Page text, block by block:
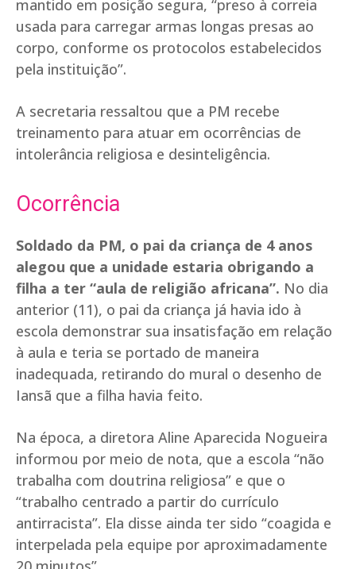
mantido em posição segura, “preso à correia
usada para carregar armas longas presas ao
corpo, conforme os protocolos estabelecidos
pela instituição”.
A secretaria ressaltou que a PM recebe
treinamento para atuar em ocorrências de
intolerância religiosa e desinteligência.
Ocorrência
Soldado da PM, o pai da criança de 4 anos
alegou que a unidade estaria obrigando a
filha a ter “aula de religião africana”. No dia
anterior (11), o pai da criança já havia ido à
escola demonstrar sua insatisfação em relação
à aula e teria se portado de maneira
inadequada, retirando do mural o desenho de
Iansã que a filha havia feito.
Na época, a diretora Aline Aparecida Nogueira
informou por meio de nota, que a escola “não
trabalha com doutrina religiosa” e que o
“trabalho centrado a partir do currículo
antirracista”. Ela disse ainda ter sido “coagida e
interpelada pela equipe por aproximadamente